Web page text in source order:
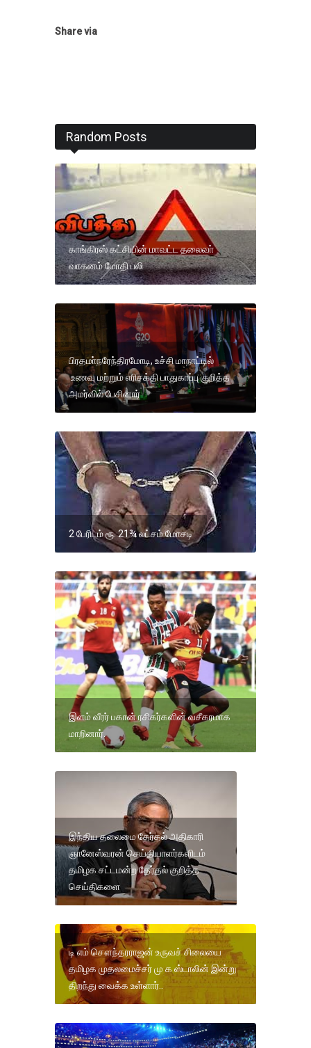
Share via
Random Posts
காங்கிரஸ் கட்சியின் மாவட்ட தலைவா்
வாகனம் மோதி பலி
பிரதமா்நரேந்திரமோடி, உச்சி மாநாட்டில்
உணவு மற்றும் எரிசக்தி பாதுகாப்பு குறித்த
அமர்வில் பேசினார்
2 பேரிடம் ரூ. 21¾ லட்சம் மோசடி
இளம் வீரர் பகான் ரசிகர்களின் வசீகரமாக
மாறினார்.
இந்திய தலைமை தேர்தல் அதிகாரி
ஞானேஸ்வரன் செய்தியாளர்களிடம்
தமிழக சட்டமன்ற தேர்தல் குறித்த
செய்திகளை
டி எம் சௌந்தரராஜன் உருவச் சிலையை
தமிழக முதலமைச்சர் மு க ஸ்டாலின் இன்று
திறந்து வைக்க உள்ளார்..